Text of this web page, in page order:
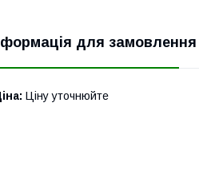
для замовлення
Ціну уточнюйте